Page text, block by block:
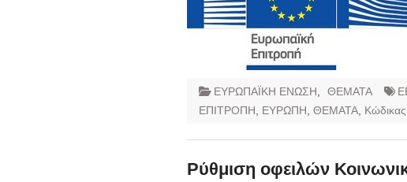
ΕΥΡΩΠΑΪΚΗ ΕΝΩΣΗ ΘΕΜΑΤΑ
ΕΠΙΤΡΟΠΗ
ΕΥΡΩΠΗ ΘΕΜΑΤΑ Κώδικας
Ρύθμιση οφειλών